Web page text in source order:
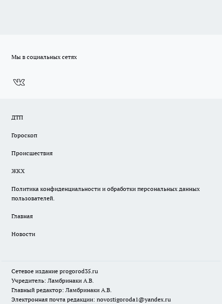
Мы в социальных сетях
ДТП
Гороскоп
Происшествия
ЖКХ
Политика конфиденциальности и обработки персональных данных
пользователей.
Главная
Новости
Сетевое издание progorod35.ru
Учредитель: Ламбринаки А.В.
Главный редактор: Ламбринаки А.В.
Электронная почта редакции: novostigoroda1@yandex.ru